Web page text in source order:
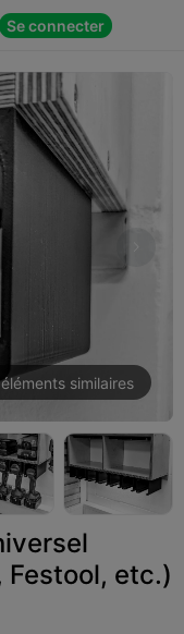
Se connecter
similaires
Festool, etc.)